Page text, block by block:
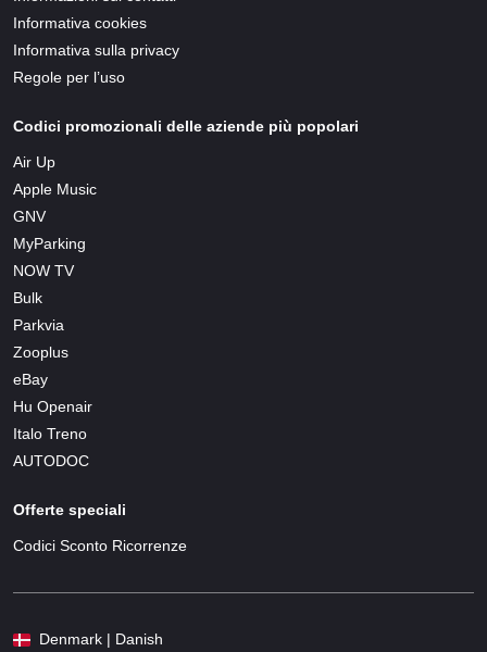
Informativa cookies
Informativa sulla privacy
Regole per l’uso
Codici promozionali delle aziende più popolari
Air Up
Apple Music
GNV
MyParking
NOW TV
Bulk
Parkvia
Zooplus
eBay
Hu Openair
Italo Treno
AUTODOC
Offerte speciali
Codici Sconto Ricorrenze
Denmark | Danish